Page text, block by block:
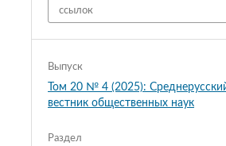
ссылок
Выпуск
Том 20 № 4 (2025):
вестник общественных наук
Раздел